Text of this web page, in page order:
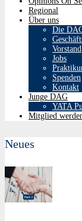
Regional
Über uns
Die
Vorstand
Jobs
Spenden
Kontakt
Junge DAG
YATA
Mitglied
Neues